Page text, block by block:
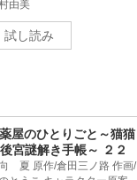
由美
試し読み
薬屋のひとりごと～猫猫
宮謎解き手帳～ ２２
夏 原作/倉田三ノ路 作画/